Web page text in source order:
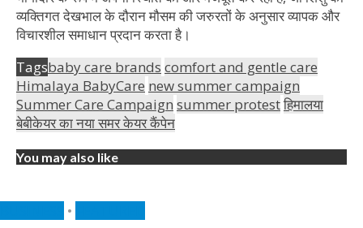
व्यक्तिगत देखभाल के दौरान मौसम की जरुरतों के अनुसार व्यापक और
विचारशील समाधान प्रदान करता है।
Tagsbaby care brands comfort and gentle care
Himalaya BabyCare new summer campaign
Summer Care Campaign summer protestहिमालया
बेबीकेयर का नया समर केयर कैंपेन
You may also like
•